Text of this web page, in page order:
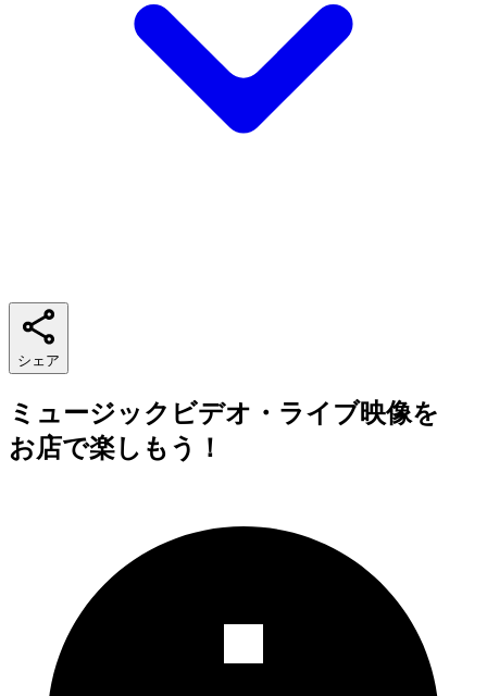
シェア
ミュージックビデオ・ライブ映像を
お店で楽しもう！